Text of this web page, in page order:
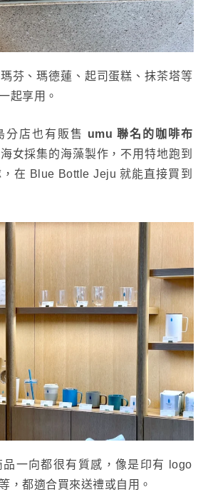
芬、瑪德蓮、起司蛋糕、抹茶塔等
起享用。
分店也有販售 umu 聯名的咖啡布
女採集的海藻製作，不用特地跑到
在 Blue Bottle Jeju 就能直接買到
一向都很有質感，像是印有 logo
，都適合買來送禮或自用。